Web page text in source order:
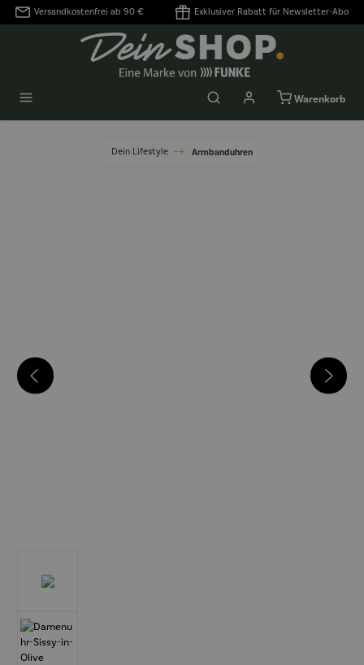
springen
Versandkostenfrei ab 90 € Exklusiver Rabatt für Newsletter-Abo
Warenkorb
Dein Lifestyle Armbanduhren